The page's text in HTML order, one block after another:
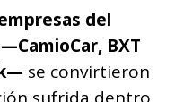
del
BXT
se convirtieron
sufrida dentro